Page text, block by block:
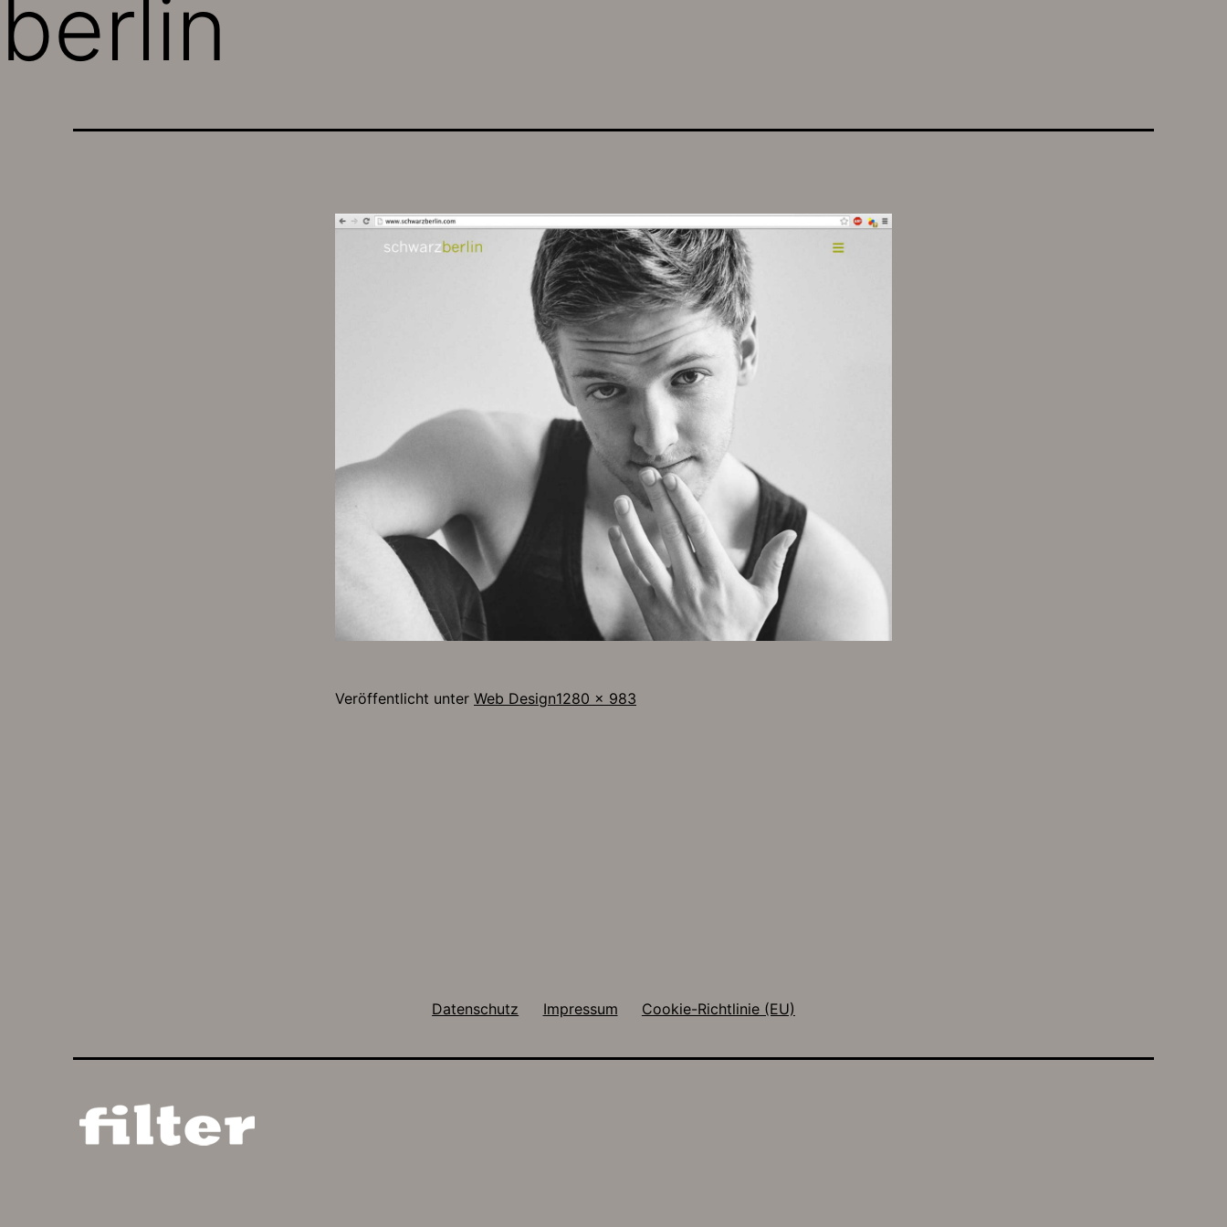
berlin
Veröffentlicht unter Web DesignOriginalgröße
1280 × 983
Datenschutz Impressum Cookie-Richtlinie (EU)